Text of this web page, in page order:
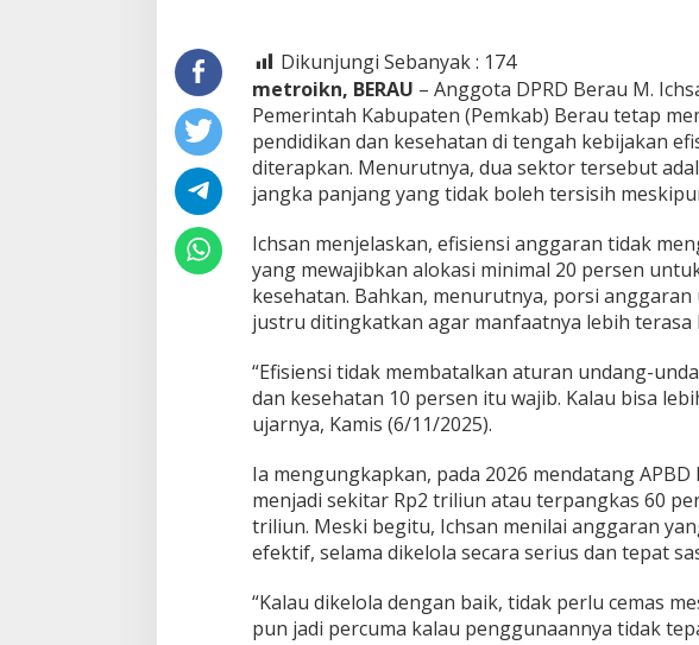
Dikunjungi Sebanyak : 174
metroikn, BERAU – Anggota DPRD Berau M.
Pemerintah Kabupaten (Pemkab) Berau tetap
pendidikan dan kesehatan di tengah kebijakan
diterapkan. Menurutnya, dua sektor tersebut
jangka panjang yang tidak boleh tersisih
Ichsan menjelaskan, efisiensi anggaran tidak
yang mewajibkan alokasi minimal 20 persen
kesehatan. Bahkan, menurutnya, porsi
justru ditingkatkan agar manfaatnya lebih terasa
“Efisiensi tidak membatalkan aturan undang-
dan kesehatan 10 persen itu wajib. Kalau bisa
ujarnya, Kamis (6/11/2025).
Ia mengungkapkan, pada 2026 mendatang
menjadi sekitar Rp2 triliun atau terpangkas 60
triliun. Meski begitu, Ichsan menilai anggaran
efektif, selama dikelola secara serius dan tepat
“Kalau dikelola dengan baik, tidak perlu cemas
pun jadi percuma kalau penggunaannya tidak